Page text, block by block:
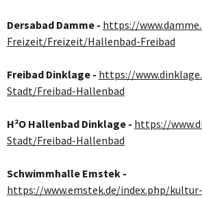
Dersabad Damme - https://
Freizeit/Freizeit/Hallenbad-Freibad
Freibad Dinklage - https://
Stadt/Freibad-Hallenbad
H²O Hallenbad Dinklage - https://
Stadt/Freibad-Hallenbad
Schwimmhalle Emstek -
https://www.emstek.de/index.php/kultur-